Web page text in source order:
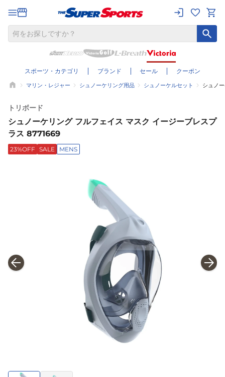
スポーツ・カテゴリ ブランド セール クーポン
マリン・レジャー シュノーケリング用品 シュノーケルセット シュノ
トリボード
シュノーケリング フルフェイス マスク イージーブレスプ
ラス 8771669
23%OFF SALE MENS